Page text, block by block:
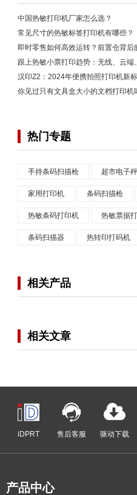
中国热敏打印机厂家怎么选？
常见尺寸的热敏标签打印机有哪些？
即时零售如何高效运转？前置仓背后
跟上热敏小票打印趋势：无线、云
汉印Z2：2024年便携拍照打印机新
你见过只有文具盒大小的文档打印机
热门专题
手持条码扫描枪 超市电子秤
家用打印机 条码扫描枪
热敏条码打印机 热敏票据
条码扫描器 热转印打码机
相关产品
相关文章
iDPRT 售后客服 驱动下载
产品中心